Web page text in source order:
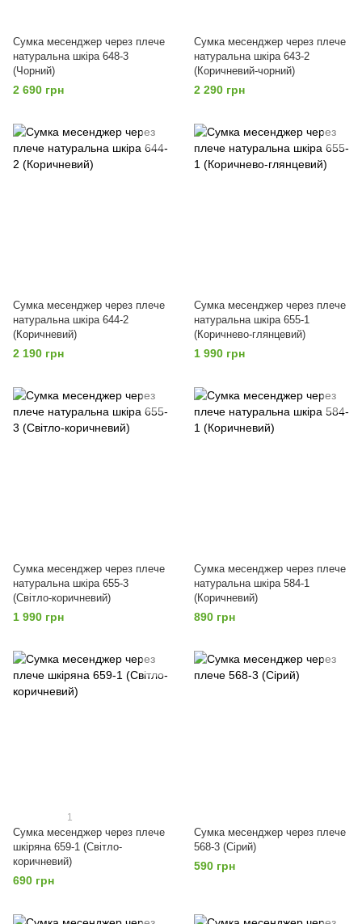
Сумка месенджер через плече
натуральна шкіра 648-3
(Чорний)
2 690 грн
Сумка месенджер через плече
натуральна шкіра 643-2
(Коричневий-чорний)
2 290 грн
Сумка месенджер через плече
натуральна шкіра 644-2
(Коричневий)
2 190 грн
Сумка месенджер через плече
натуральна шкіра 655-1
(Коричнево-глянцевий)
1 990 грн
Сумка месенджер через плече
натуральна шкіра 655-3
(Світло-коричневий)
1 990 грн
Сумка месенджер через плече
натуральна шкіра 584-1
(Коричневий)
890 грн
1
Сумка месенджер через плече
шкіряна 659-1 (Світло-
коричневий)
690 грн
Сумка месенджер через плече
568-3 (Сірий)
590 грн